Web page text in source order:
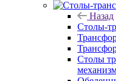
Назад
Столы-
Столы